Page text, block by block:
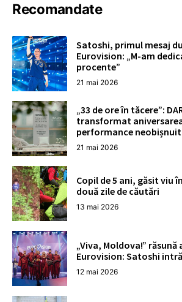
Recomandate
Satoshi, primul mesaj
Eurovision: „M-am
procente”
21 mai 2026
„33 de ore în tăcere”:
transformat
performance
21 mai 2026
Copil de 5 ani, găsit viu
două zile de căutări
13 mai 2026
„Viva, Moldova!” răsună
Eurovision: Satoshi
12 mai 2026